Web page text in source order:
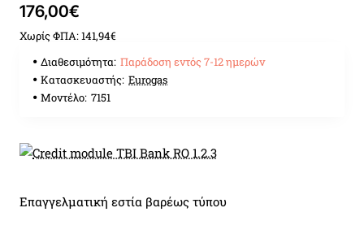
176,00€
Χωρίς ΦΠΑ: 141,94€
Διαθεσιμότητα: Παράδοση εντός 7-12 ημερών
Κατασκευαστής: Eurogas
Μοντέλο: 7151
Επαγγελματική εστία βαρέως τύπου